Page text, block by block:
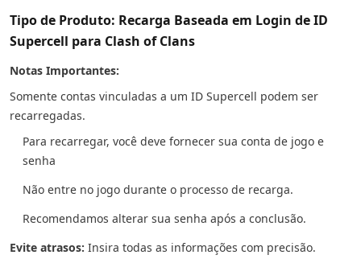
Tipo de Produto: Recarga Baseada em Login de ID
Supercell para Clash of Clans
Notas Importantes:
Somente contas vinculadas a um ID Supercell podem ser
recarregadas.
Para recarregar, você deve fornecer sua conta de jogo e
senha
Não entre no jogo durante o processo de recarga.
Recomendamos alterar sua senha após a conclusão.
Evite atrasos: Insira todas as informações com precisão.